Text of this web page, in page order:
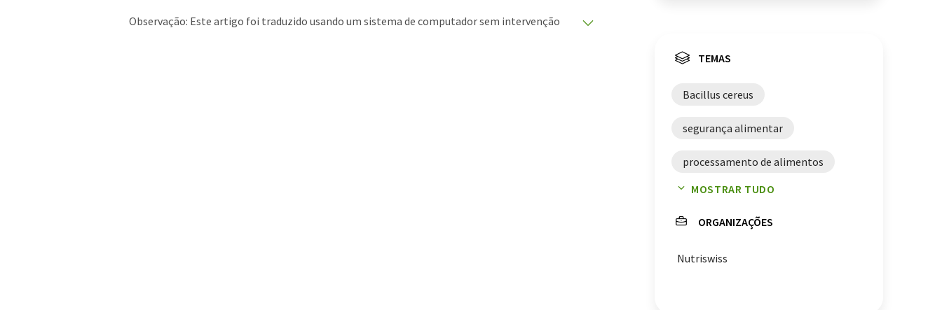
Observação: Este artigo foi traduzido usando um sistema de computador sem intervenção
TEMAS
Bacillus cereus
segurança alimentar
processamento de alimentos
otimização de processos
MOSTRAR TUDO
ORGANIZAÇÕES
Nutriswiss